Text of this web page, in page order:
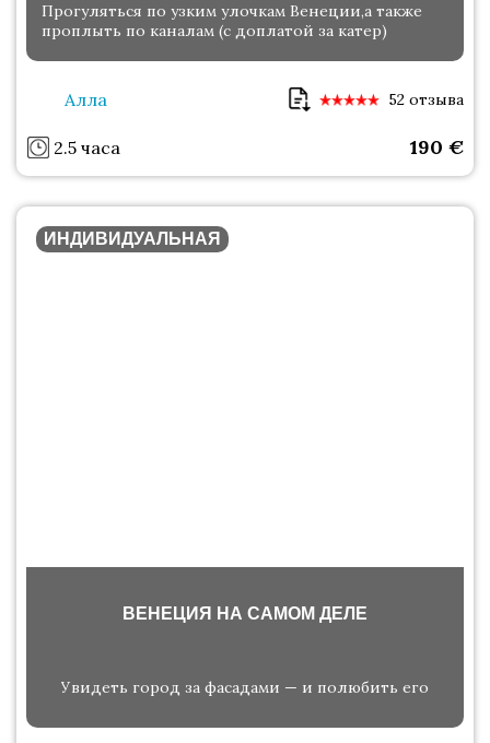
Прогуляться по узким улочкам Венеции,а также
проплыть по каналам (с доплатой за катер)
Алла 52 отзыва
2.5 часа 190 €
ИНДИВИДУАЛЬНАЯ
ВЕНЕЦИЯ НА САМОМ ДЕЛЕ
Увидеть город за фасадами — и полюбить его